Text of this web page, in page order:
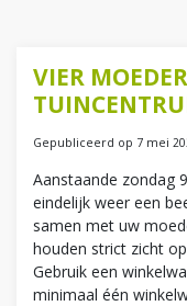
VIER
Gepubliceerd op 7 mei
Aanstaande zondag
eindelijk weer een
samen met uw
houden strict zicht
Gebruik een
minimaal één